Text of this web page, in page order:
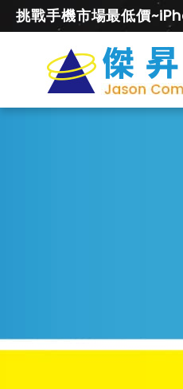
平
挑戰手機市場最低價